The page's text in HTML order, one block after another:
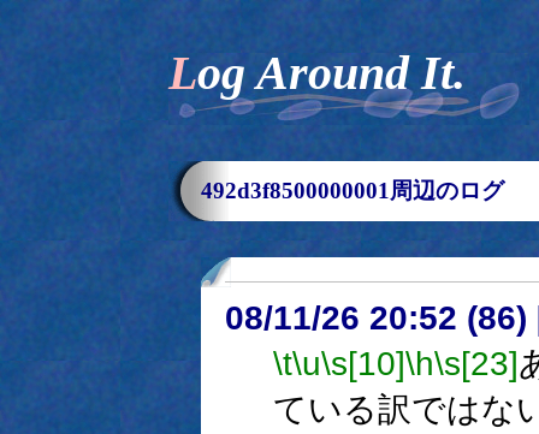
Log Around It.
492d3f8500000001周辺のログ
08/11/26 20:52 (86)
\t\u\s[10]\h\s[23]
ている訳ではな